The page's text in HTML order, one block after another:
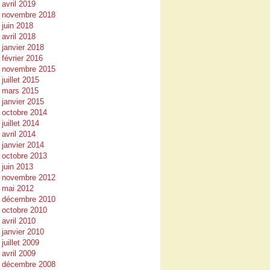
avril 2019
novembre 2018
juin 2018
avril 2018
janvier 2018
février 2016
novembre 2015
juillet 2015
mars 2015
janvier 2015
octobre 2014
juillet 2014
avril 2014
janvier 2014
octobre 2013
juin 2013
novembre 2012
mai 2012
décembre 2010
octobre 2010
avril 2010
janvier 2010
juillet 2009
avril 2009
décembre 2008